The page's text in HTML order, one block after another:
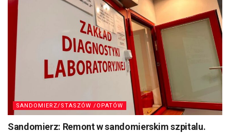
SANDOMIERZ/STASZÓW /OPATÓW
Sandomierz: Remont w sandomierskim szpitalu.